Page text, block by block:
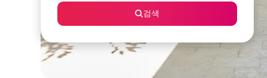
검색